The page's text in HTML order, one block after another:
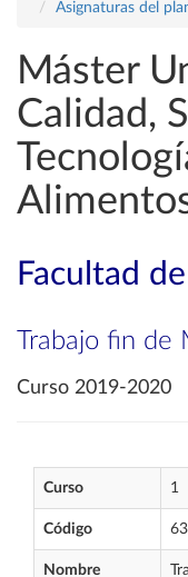
Asignaturas del
Máster
Calidad,
Facultad
Trabajo fin de
Curso 2019-2020
Curso 1
Código
Nombre